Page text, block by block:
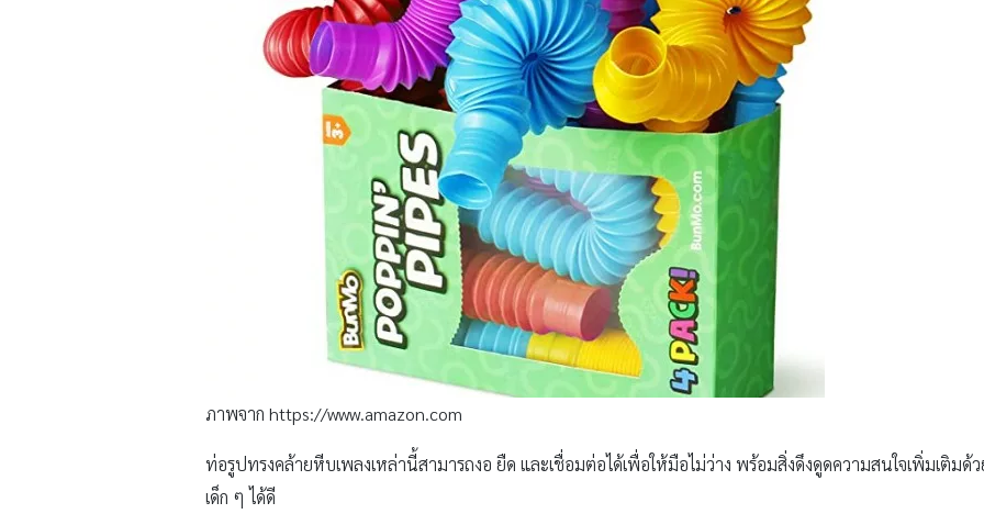
ภาพจาก https://www.amazon.com
ท่อรูปทรงคล้ายหีบเพลงเหล่านี้สามารถงอ ยืด และเชื่อมต่อได้เพื่อให้มือไม่ว่าง พร้อมสิ่งดึงดูดความสนใจเพิ่มเติมด้
เด็ก ๆ ได้ดี